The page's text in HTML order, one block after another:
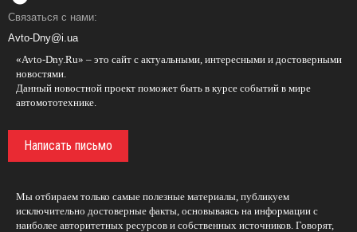
Связаться с нами:
Avto-Dny@i.ua
«Avto-Dny.Ru» – это сайт с актуальными, интересными и достоверными
новостями.
Данный новостной проект поможет быть в курсе событий в мире
автомототехнике.
Написать письмо
Мы отбираем только самые полезные материалы, публикуем
исключительно достоверные факты, основываясь на информации с
наиболее авторитетных ресурсов и собственных источников. Говорят,